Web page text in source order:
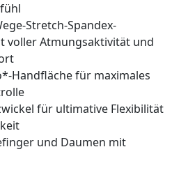
Stretch-Spandex-
voller Atmungsaktivität und
Handfläche für maximales
für ultimative Flexibilität
und Daumen mit